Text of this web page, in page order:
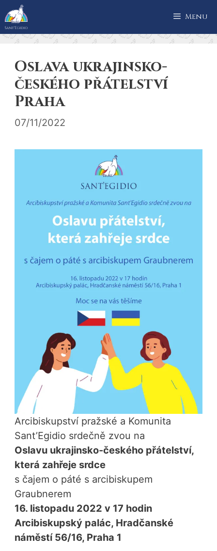
Přeskočit
na
obsah
Menu
Oslava ukrajinsko-
českého přátelství
Praha
07/11/2022
Arcibiskupství pražské a Komunita
Sant’Egidio srdečně zvou na
Oslavu ukrajinsko-českého přátelství,
která zahřeje srdce
s čajem o páté s arcibiskupem
Graubnerem
16. listopadu 2022 v 17 hodin
Arcibiskupský palác, Hradčanské
náměstí 56/16, Praha 1